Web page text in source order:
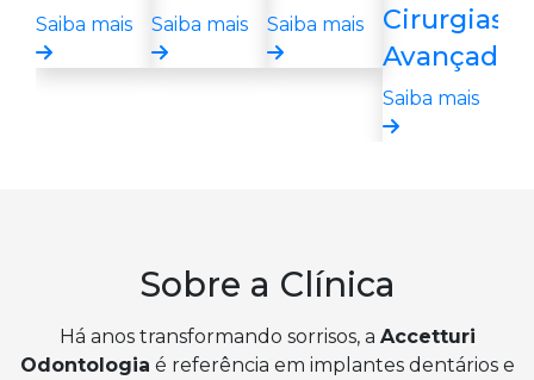
Saiba mais Saiba mais Saiba mais
Cirurgias
Avançadas
Saiba mais
Sobre a Clínica
Há anos transformando sorrisos, a Accetturi
Odontologia é referência em implantes dentários e